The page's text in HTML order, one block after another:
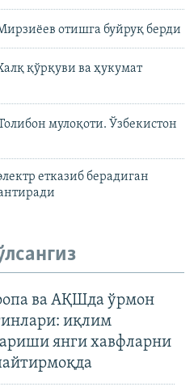
отишга буйруқ берди
қўрқуви ва ҳукумат
мулоқоти. Ўзбекистон
етказиб берадиган
ва АҚШда ўрмон
иқлим
янги хавфларни